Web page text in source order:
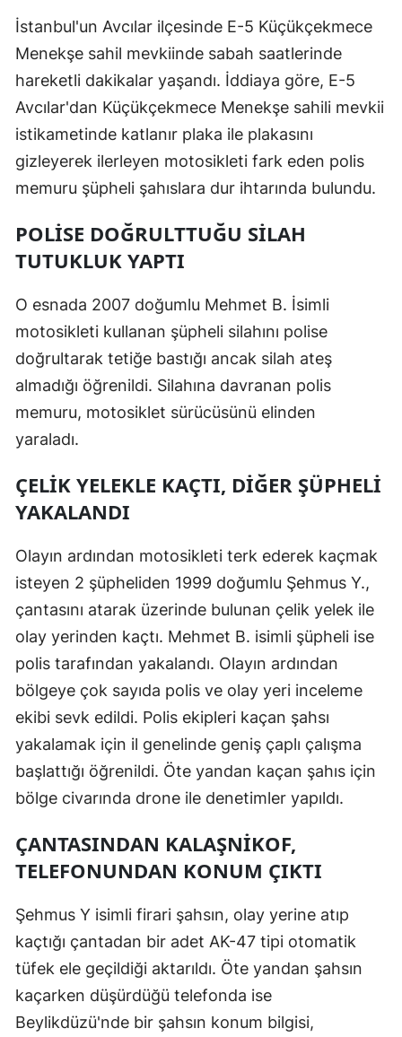
İstanbul'un Avcılar ilçesinde E-5 Küçükçekmece
Menekşe sahil mevkiinde sabah saatlerinde
hareketli dakikalar yaşandı. İddiaya göre, E-5
Avcılar'dan Küçükçekmece Menekşe sahili mevkii
istikametinde katlanır plaka ile plakasını
gizleyerek ilerleyen motosikleti fark eden polis
memuru şüpheli şahıslara dur ihtarında bulundu.
POLİSE DOĞRULTTUĞU SİLAH
TUTUKLUK YAPTI
O esnada 2007 doğumlu Mehmet B. İsimli
motosikleti kullanan şüpheli silahını polise
doğrultarak tetiğe bastığı ancak silah ateş
almadığı öğrenildi. Silahına davranan polis
memuru, motosiklet sürücüsünü elinden
yaraladı.
ÇELİK YELEKLE KAÇTI, DİĞER ŞÜPHELİ
YAKALANDI
Olayın ardından motosikleti terk ederek kaçmak
isteyen 2 şüpheliden 1999 doğumlu Şehmus Y.,
çantasını atarak üzerinde bulunan çelik yelek ile
olay yerinden kaçtı. Mehmet B. isimli şüpheli ise
polis tarafından yakalandı. Olayın ardından
bölgeye çok sayıda polis ve olay yeri inceleme
ekibi sevk edildi. Polis ekipleri kaçan şahsı
yakalamak için il genelinde geniş çaplı çalışma
başlattığı öğrenildi. Öte yandan kaçan şahıs için
bölge civarında drone ile denetimler yapıldı.
ÇANTASINDAN KALAŞNİKOF,
TELEFONUNDAN KONUM ÇIKTI
Şehmus Y isimli firari şahsın, olay yerine atıp
kaçtığı çantadan bir adet AK-47 tipi otomatik
tüfek ele geçildiği aktarıldı. Öte yandan şahsın
kaçarken düşürdüğü telefonda ise
Beylikdüzü'nde bir şahsın konum bilgisi,